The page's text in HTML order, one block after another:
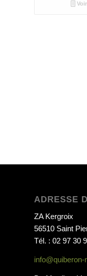
ADRESSE
ZA Kergroix
56510 Saint
Tél. : 02 97 30